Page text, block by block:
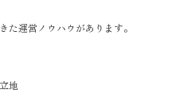
た運営ノウハウがあります。
地